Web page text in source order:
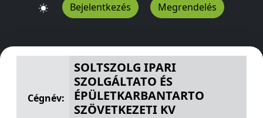
Bejelentkezés Megrendelés
SOLTSZOLG IPARI SZOLGÁLTATO ÉS
Cégnév:
SOLTSZOLG IPARI
SZOLGÁLTATO ÉS
ÉPÜLETKARBANTARTO
SZÖVETKEZETI KV